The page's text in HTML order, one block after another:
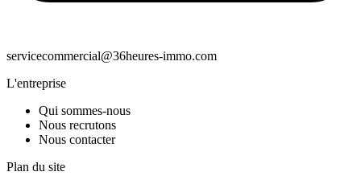
servicecommercial@36heures-immo.com
L'entreprise
Qui sommes-nous
Nous recrutons
Nous contacter
Plan du site